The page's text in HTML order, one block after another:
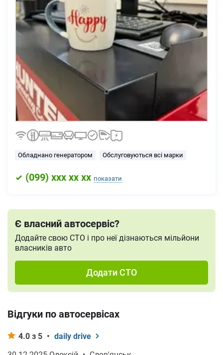
Обладнано генератором Обслуговуються всі марки
(099) xxx xx xx показати
Є власний автосервіс?
Додайте свою СТО і про неї дізнаються мільйони
власників авто
Додати СТО
Відгуки по автосервісах
4.0 з 5 • daily drive